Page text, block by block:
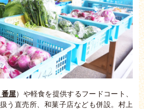
屋）や軽食を提供するフードコート、
う直売所、和菓子店なども併設。村上